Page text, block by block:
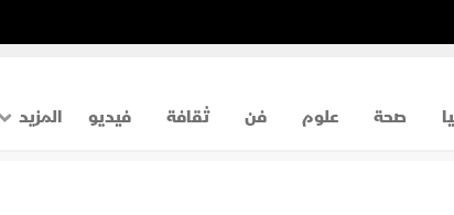
صحة علوم فن ثقافة فيديو
المزيد